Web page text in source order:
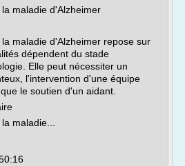
maladie d'Alzheimer
maladie d'Alzheimer repose sur
dépendent du stade
Elle peut nécessiter un
l'intervention d'une équipe
le soutien d'un aidant.
maladie...